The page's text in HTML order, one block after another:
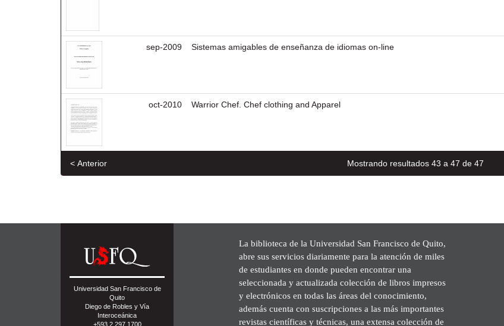
sep-2009 Sistemas amigables de enseñanza de idiomas on-line
oct-2010 Warrior Chef. Chef clothing and Apparel
Mostrando resultados 43 a 47 de 47
< Anterior
Universidad San Francisco de
Quito
Diego de Robles y Vía
Interoceánica
+593 2 297 1700
La biblioteca de la Universidad San Francisco de Quito,
abre sus servicios diariamente para la atención de miles
de estudiantes en donde pueden encontrar una
seleccionada y actualizada colección de libros impresos
y electrónicos en todas las áreas del conocimiento,
además cuenta con suscripciones a las más importantes
revistas científicas y técnicas, una extensa colección de